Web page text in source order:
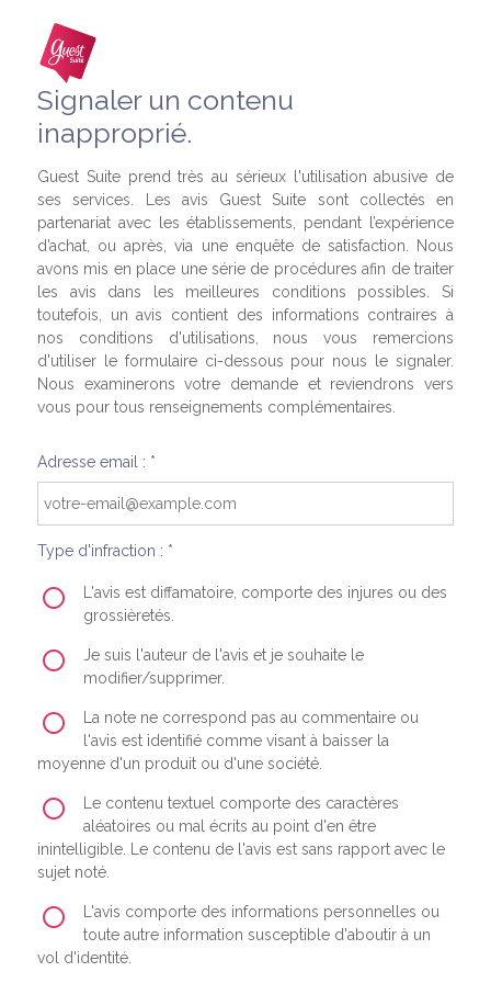
Signaler un contenu
inapproprié.
Guest Suite prend très au sérieux l'utilisation abusive de
ses services. Les avis Guest Suite sont collectés en
partenariat avec les établissements, pendant l’expérience
d’achat, ou après, via une enquête de satisfaction. Nous
avons mis en place une série de procédures afin de traiter
les avis dans les meilleures conditions possibles. Si
toutefois, un avis contient des informations contraires à
nos conditions d'utilisations, nous vous remercions
d'utiliser le formulaire ci-dessous pour nous le signaler.
Nous examinerons votre demande et reviendrons vers
vous pour tous renseignements complémentaires.
Adresse email : *
Type d'infraction : *
L'avis est diffamatoire, comporte des injures ou des
grossièretés.
Je suis l'auteur de l'avis et je souhaite le
modifier/supprimer.
La note ne correspond pas au commentaire ou
l'avis est identifié comme visant à baisser la
moyenne d'un produit ou d'une société.
Le contenu textuel comporte des caractères
aléatoires ou mal écrits au point d'en être
inintelligible. Le contenu de l'avis est sans rapport avec le
sujet noté.
L'avis comporte des informations personnelles ou
toute autre information susceptible d'aboutir à un
vol d'identité.